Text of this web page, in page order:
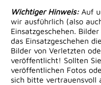
Wichtiger Hinweis: Auf
wir ausführlich (also
Einsatzgeschehen.
das Einsatzgeschehen
Bilder von Verletzten
veröffentlicht! Sollten
veröffentlichen Fotos
sich bitte vertrauensvoll